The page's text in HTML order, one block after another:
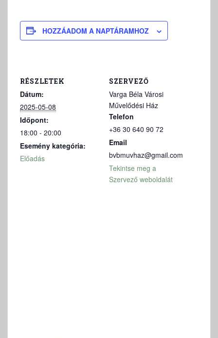
HOZZÁADOM A NAPTÁRAMHOZ
RÉSZLETEK
Dátum:
2025-05-08
Időpont:
18:00 - 20:00
Esemény kategória:
Előadás
SZERVEZŐ
Varga Béla Városi
Művelődési Ház
Telefon
+36 30 640 90 72
Email
bvbmuvhaz@gmail.com
Tekintse meg a
Szervező weboldalát